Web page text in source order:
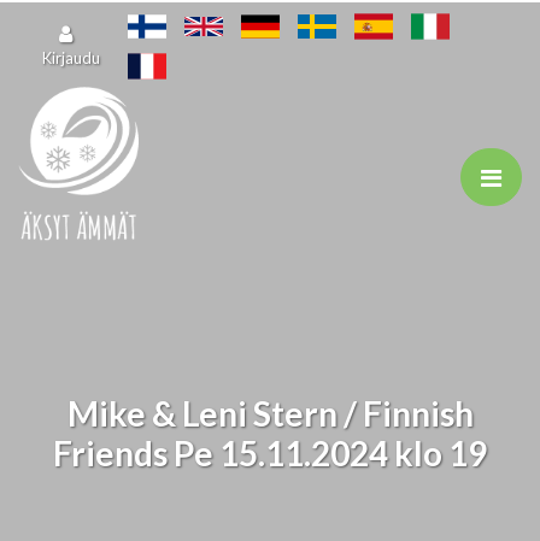
Siirry pääsisältöön
Kirjaudu
Mike & Leni Stern / Finnish
Friends Pe 15.11.2024 klo 19